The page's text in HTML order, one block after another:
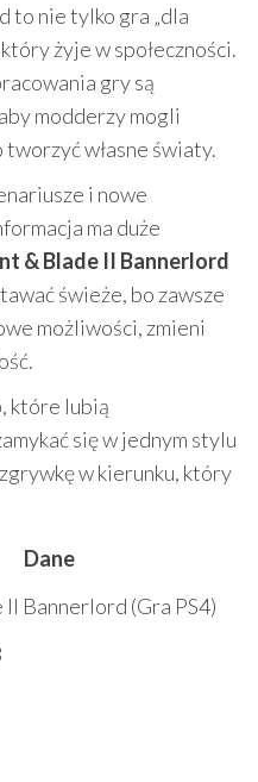
to nie tylko gra „dla
żyje w społeczności.
gry są
modderzy mogli
własne światy.
i nowe
ma duże
& Blade II Bannerlord
świeże, bo zawsze
możliwości, zmieni
które lubią
się w jednym stylu
w kierunku, który
Dane
Bannerlord (Gra PS4)